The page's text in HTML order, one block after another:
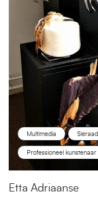
Multimedia Sieraad
Professioneel kunstenaar
Etta Adriaanse